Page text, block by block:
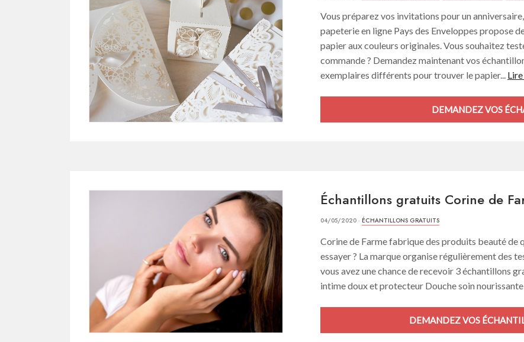
Vous préparez vos invitations pour un
papeterie en ligne Pays des Enveloppes propose
papier aux couleurs originales. Vous souhaitez
commande ? Demandez maintenant vos
exemplaires différents pour trouver le papier...
DEMANDEZ VOS
Échantillons gratuits Corine de
04/05/2020 · ÉCHANTILLONS GRATUITS
Corine de Farme fabrique des produits beauté de
essayer ? La marque organise régulièrement des
vous avez une chance de recevoir 3 échantillons
intime doux et protecteur Douche soin
DEMANDEZ VOS